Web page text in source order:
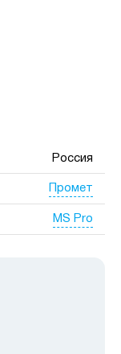
Россия
Промет
MS Pro